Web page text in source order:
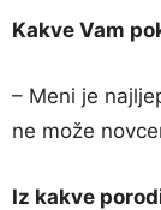
Kakve Vam
– Meni je
ne može
Iz kakve